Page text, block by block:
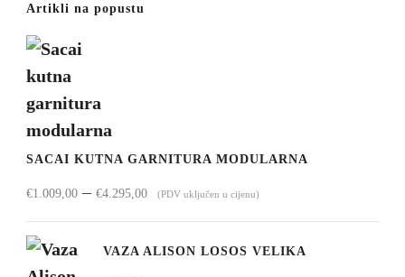
Artikli na popustu
SACAI KUTNA GARNITURA MODULARNA
€1.009,00 – €4.295,00Raspon
cijena:
od
(PDV uključen u cijenu)
VAZA ALISON LOSOS VELIKA